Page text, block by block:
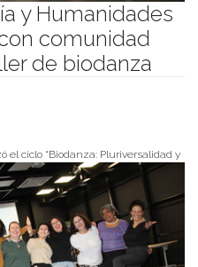
y Humanidades
comunidad
de biodanza
el ciclo “Biodanza: Pluriversalidad y